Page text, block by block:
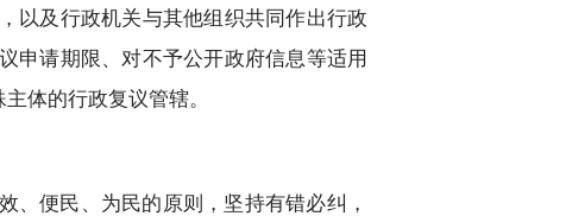
以及行政机关与其他组织共同作出行政
申请期限、对不予公开政府信息等适用
体的行政复议管辖。
、便民、为民的原则，坚持有错必纠，